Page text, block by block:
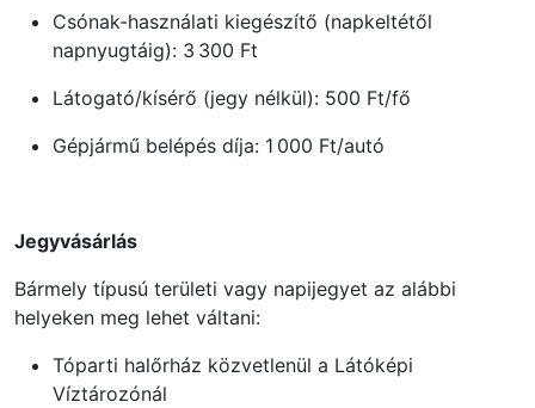
Csónak-használati kiegészítő (napkeltétől
napnyugtáig): 3 300 Ft
Látogató/kísérő (jegy nélkül): 500 Ft/fő
Gépjármű belépés díja: 1 000 Ft/autó
Jegyvásárlás
Bármely típusú területi vagy napijegyet az alábbi
helyeken meg lehet váltani:
Tóparti halőrház közvetlenül a Látóképi
Víztározónál